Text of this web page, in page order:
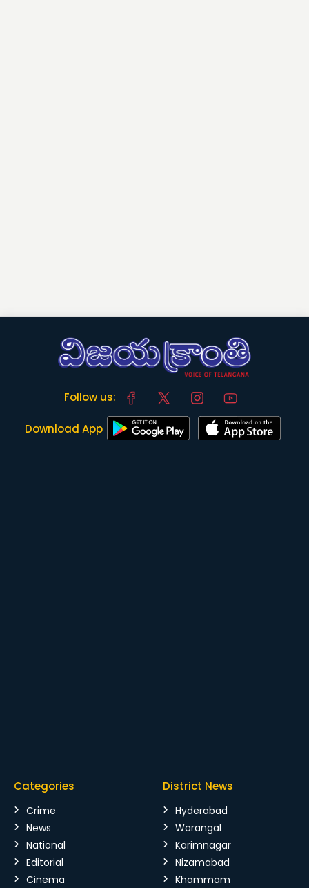
Follow us:
Download App
Categories
Crime
News
National
Editorial
Cinema
District News
Hyderabad
Warangal
Karimnagar
Nizamabad
Khammam